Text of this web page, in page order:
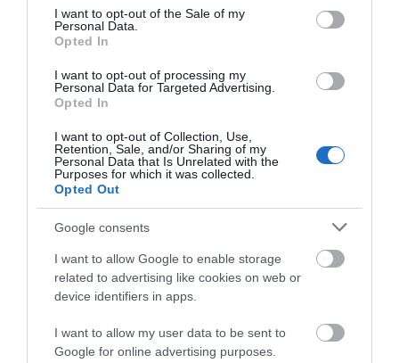
consent section.
I want to opt-out of the Sale of my
Personal Data.
Opted In
I want to opt-out of processing my
Personal Data for Targeted Advertising.
Opted In
I want to opt-out of Collection, Use,
Retention, Sale, and/or Sharing of my
Personal Data that Is Unrelated with the
Purposes for which it was collected.
Opted Out
Google consents
I want to allow Google to enable storage
related to advertising like cookies on web or
device identifiers in apps.
I want to allow my user data to be sent to
Google for online advertising purposes.
Προτεινόμενα άρθρα
ΦΕΣΤΙΒΑΛ ΑΝΔΡΟΥ: Ένα βαθυστόχαστο έργο του
Μπέκετ
Η νεολαία της Άνδρου είναι εδώ. Χρειάζεται όμως
ευκαιρίες για να φανεί.
ΣΥΓΚΛΟΝΙΣΤΙΚΟΣ ΑΠΟΧΑΙΡΕΤΙΣΜΟΣ ΣΤΗ